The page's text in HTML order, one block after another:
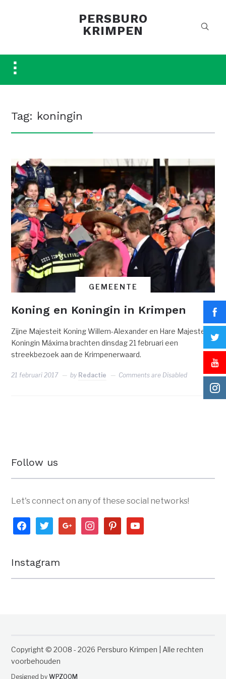
PERSBURO
KRIMPEN
Toggle
sidebar
Tag: koningin
GEMEENTE
Koning en Koningin in Krimpen
Zijne Majesteit Koning Willem-Alexander en Hare Majesteit
Koningin Máxima brachten dinsdag 21 februari een
streekbezoek aan de Krimpenerwaard.
21 februari 2017 by Redactie Comments are Disabled
Follow us
Let's connect on any of these social networks!
facebooktwittergoogleinstagrampinterestyoutube
Instagram
Copyright © 2008 - 2026 Persburo Krimpen | Alle rechten
voorbehouden
Designed byWPZOOM